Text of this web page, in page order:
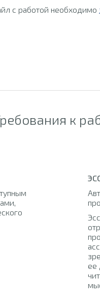
с работой необходимо
к
ее